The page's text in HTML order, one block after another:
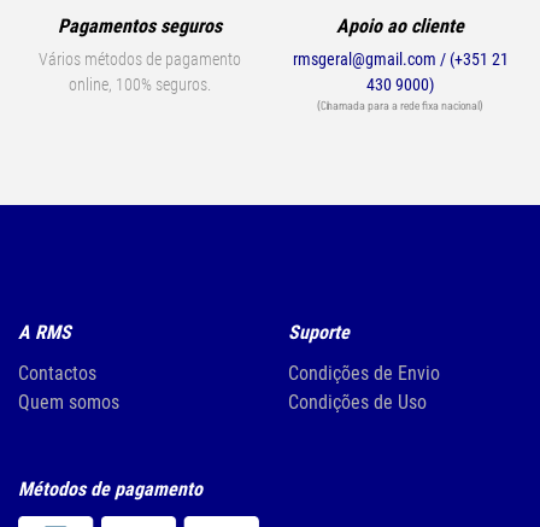
Pagamentos seguros
Vários métodos de pagamento
online, 100% seguros.
Apoio ao cliente
rmsgeral@gmail.com / (+351 21
430 9000)
(Chamada para a rede fixa nacional)
A RMS
Contactos
Quem somos
Suporte
Condições de Envio
Condições de Uso
Métodos de pagamento